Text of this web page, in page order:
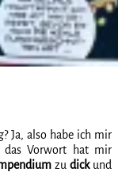
Ja, also habe ich mir
das Vorwort hat mir
zudickund